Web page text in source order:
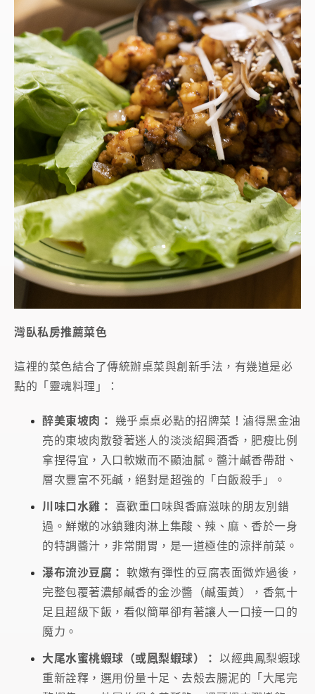
灣臥私房推薦菜色
這裡的菜色結合了傳統辦桌菜與創新手法，有幾道是必
點的「靈魂料理」：
醉美東坡肉：
幾乎桌桌必點的招牌菜！滷得黑金油
亮的東坡肉散發著迷人的淡淡紹興酒香，肥瘦比例
拿捏得宜，入口軟嫩而不顯油膩。醬汁鹹香帶甜、
層次豐富不死鹹，絕對是超強的「白飯殺手」。
川味口水雞：
喜歡重口味與香麻滋味的朋友別錯
過。鮮嫩的冰鎮雞肉淋上集酸、辣、麻、香於一身
的特調醬汁，非常開胃，是一道極佳的涼拌前菜。
瀑布流沙豆腐：
軟嫩有彈性的豆腐表面微炸過後，
完整包覆著濃郁鹹香的金沙醬（鹹蛋黃），香氣十
足且超級下飯，看似簡單卻有著讓人一口接一口的
魔力。
大尾水蜜桃蝦球（或鳳梨蝦球）：
以經典鳳梨蝦球
重新詮釋，選用份量十足、去殼去腸泥的「大尾完